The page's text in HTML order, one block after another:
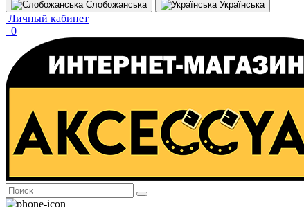
Слобожанська
Українська
Личный кабинет
0